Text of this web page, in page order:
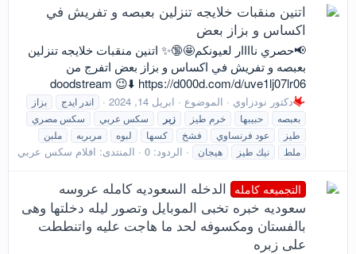
اتنين منقبات خلايجه تنزلين بعبصه و تفريش في
اكساس و بزاز بعض
📢حصري ناااار لعيونكم🤩🔞✨ اتنين منقبات خلايجه تنزلين
بعبصه و تفريش في اكساس و بزاز بعض اتفرج من
doodstream 😉⬇️ https://d000d.com/d/uve1lj07lr06
دكتور نودزاوي الموضوع ابريل 14, 2024 اندر ايدج
بزاز
بعبصه
حبيبها خرم طيز زبر سكس عربي
سكس مصري
طيز
عود فرنساوي فشخ كسها لبوه مربربه
ملبن
ملط
نيك طيز هيجان الردود: 0 المنتدى: افلام سكس عربي
التجميعه كامله الدخله السعوديه كامله عروسه
سعوديه خبره تخبى الموبايل وتصور ليله دخلتها وهى
بالفستان ومكسوفه لحد ما هاجت عليه واتنططت
على زبره